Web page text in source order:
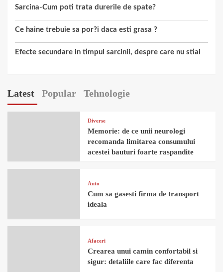
Sarcina-Cum poti trata durerile de spate?
Ce haine trebuie sa por?i daca esti grasa ?
Efecte secundare in timpul sarcinii, despre care nu stiai
Latest Popular Tehnologie
Diverse
Memorie: de ce unii neurologi
recomanda limitarea consumului
acestei bauturi foarte raspandite
Auto
Cum sa gasesti firma de transport
ideala
Afaceri
Crearea unui camin confortabil si
sigur: detaliile care fac diferenta